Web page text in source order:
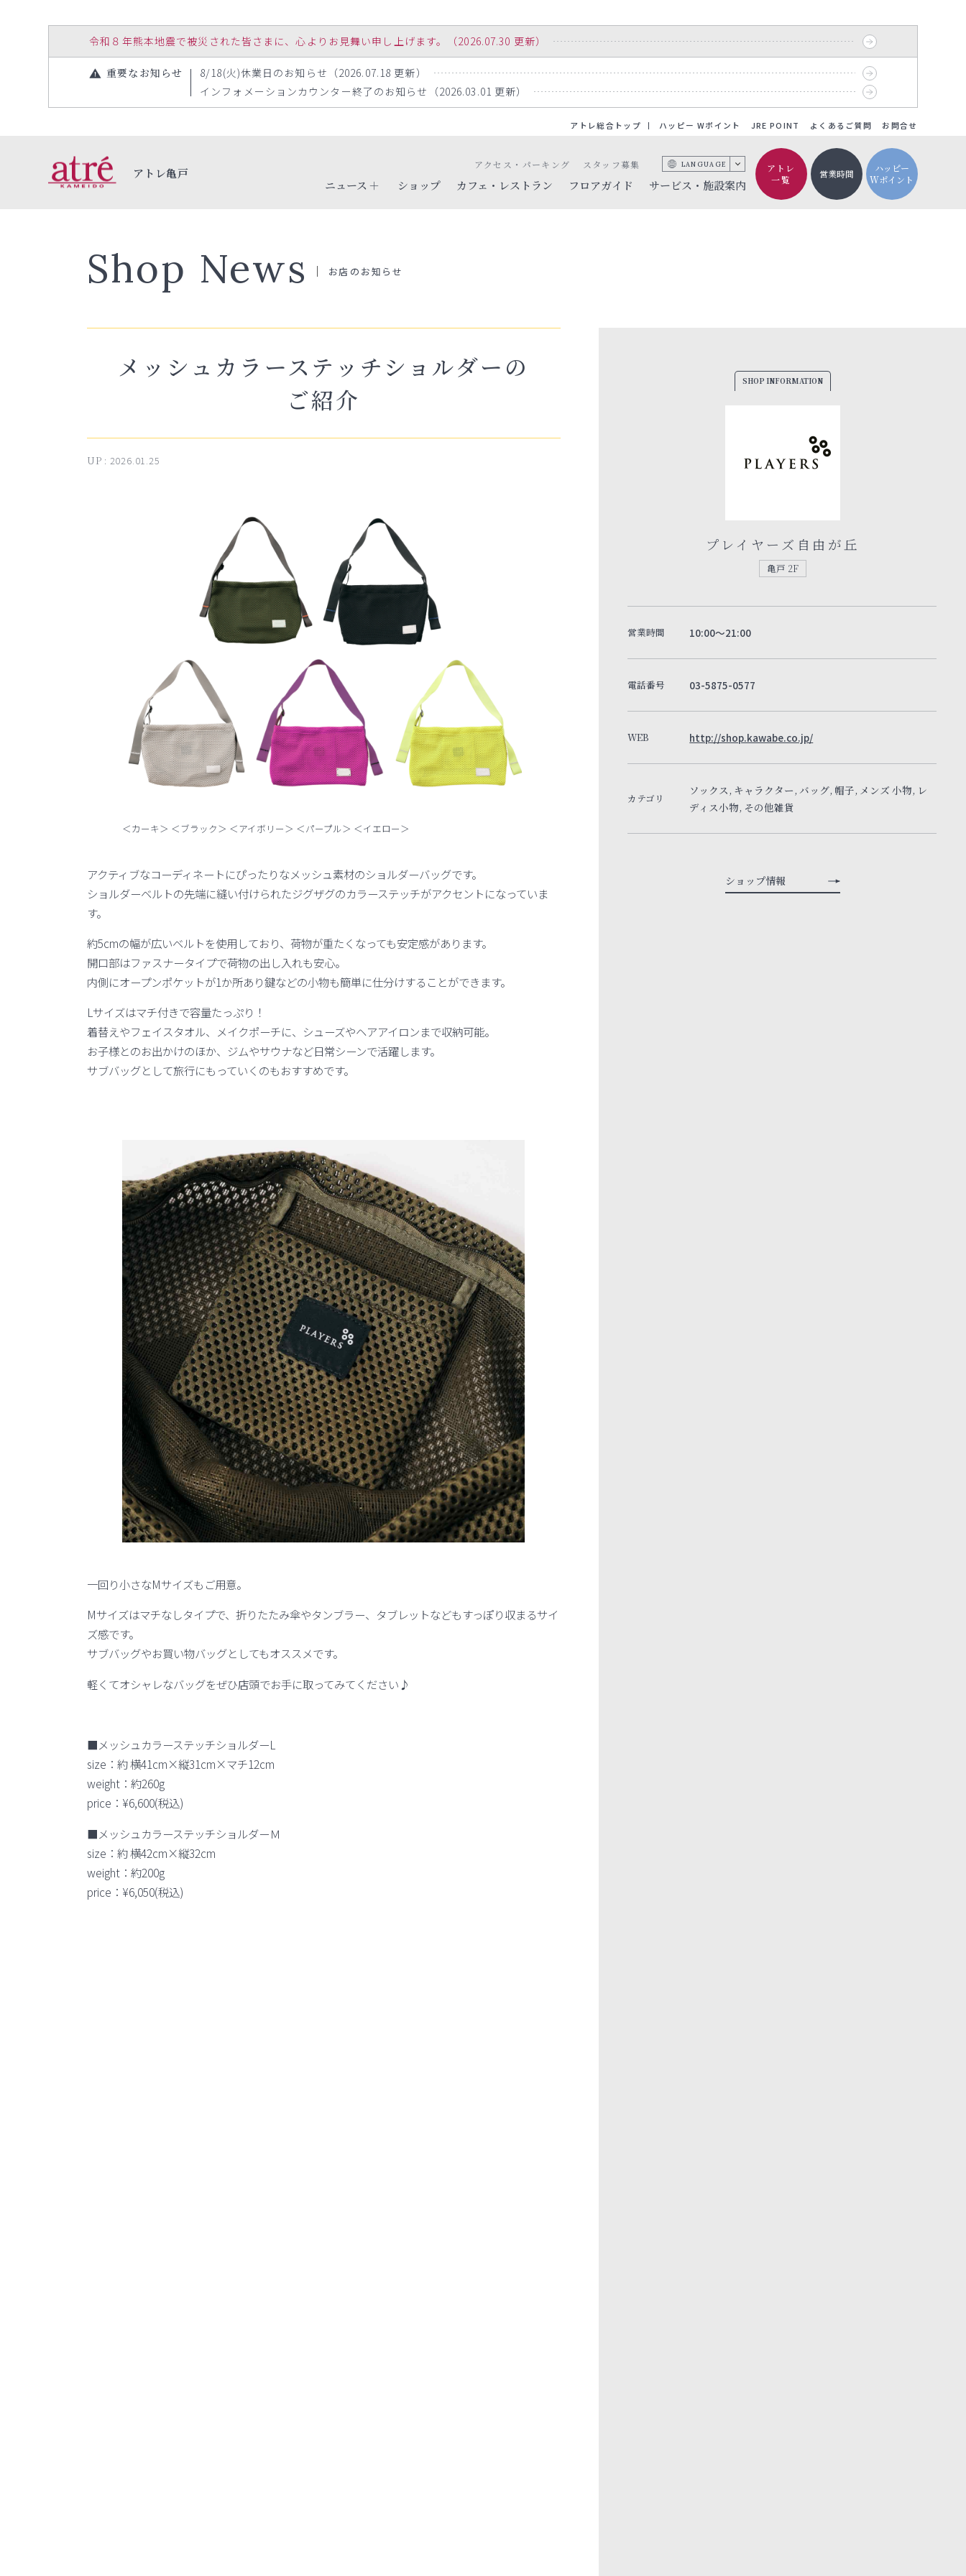
令和８年熊本地震で被災された皆さまに、心よりお見舞い申し上げます。（2026.07.30 更新）
重要なお知らせ
8/18(火)休業日のお知らせ（2026.07.18 更新）
インフォメーションカウンター終了のお知らせ（2026.03.01 更新）
アトレ総合トップ ハッピー Wポイント JRE POINT よくあるご質問 お問合せ
アトレ亀戸
ニュース
ショップ カフェ・レストラン フロアガイド サービス・施設案内
アクセス・パーキング スタッフ募集 LANGUAGE
アトレ
一覧
営業時間
ハッピー
Wポイント
Shop News お店のお知らせ
メッシュカラーステッチショルダーの
ご紹介
UP : 2026.01.25
＜カーキ＞ ＜ブラック＞ ＜アイボリー＞ ＜パープル＞ ＜イエロー＞
アクティブなコーディネートにぴったりなメッシュ素材のショルダーバッグです。
ショルダーベルトの先端に縫い付けられたジグザグのカラーステッチがアクセントになっていま
す。
約5cmの幅が広いベルトを使用しており、荷物が重たくなっても安定感があります。
開口部はファスナータイプで荷物の出し入れも安心。
内側にオープンポケットが1か所あり鍵などの小物も簡単に仕分けすることができます。
Lサイズはマチ付きで容量たっぷり！
着替えやフェイスタオル、メイクポーチに、シューズやヘアアイロンまで収納可能。
お子様とのお出かけのほか、ジムやサウナなど日常シーンで活躍します。
サブバッグとして旅行にもっていくのもおすすめです。
一回り小さなMサイズもご用意。
Mサイズはマチなしタイプで、折りたたみ傘やタンブラー、タブレットなどもすっぽり収まるサイ
ズ感です。
サブバッグやお買い物バッグとしてもオススメです。
軽くてオシャレなバッグをぜひ店頭でお手に取ってみてください♪
■メッシュカラーステッチショルダーL
size：約 横41cm×縦31cm×マチ12cm
weight：約260g
price：¥6,600(税込)
■メッシュカラーステッチショルダーＭ
size：約 横42cm×縦32cm
weight：約200g
price：¥6,050(税込)
SHOP INFORMATION
プレイヤーズ自由が丘
亀戸 2F
営業時間 10:00～21:00
電話番号 03-5875-0577
WEB http://shop.kawabe.co.jp/
カテゴリ
ソックス, キャラクター, バッグ, 帽子, メンズ 小物, レ
ディス小物, その他雑貨
ショップ情報